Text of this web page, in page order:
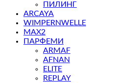
ПИЛИНГ
ARCAYA
WIMPERNWELLE
MAX2
ПАРФЕМИ
ARMAF
AFNAN
ELITE
REPLAY